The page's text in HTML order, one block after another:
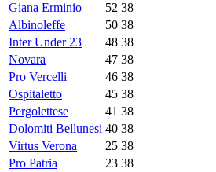
Giana Erminio
52 38
Albinoleffe
50 38
Inter Under 23
48 38
Novara
47 38
Pro Vercelli
46 38
Ospitaletto
45 38
Pergolettese
41 38
Dolomiti Bellunesi 40 38
Virtus Verona
25 38
Pro Patria
23 38